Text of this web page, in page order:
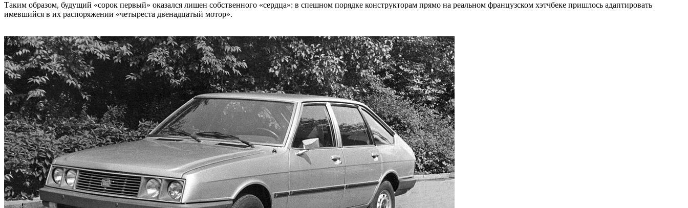
Таким образом, будущий «сорок первый» оказался лишен собственного «сердца»: в спешном порядке конструкторам прямо на реальном французском хэтчбеке пришлось адаптировать
имевшийся в их распоряжении «четыреста двенадцатый мотор».